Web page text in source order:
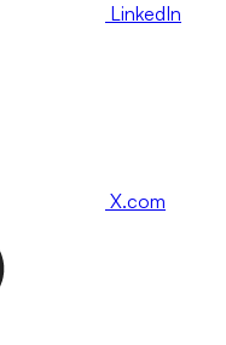
LinkedIn
X.com